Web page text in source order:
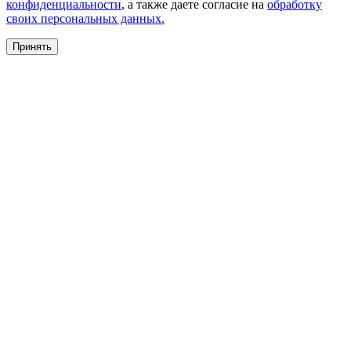
конфиденциальности, а также даете согласие на обработку
своих персональных данных.
Принять